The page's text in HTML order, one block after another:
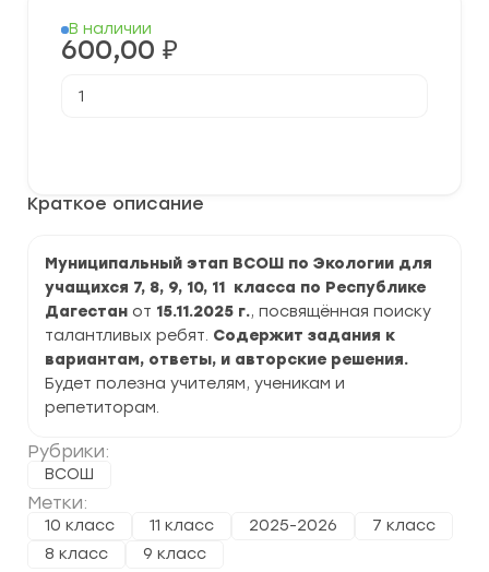
Краткое описание
Муниципальный этап ВСОШ по Экологии для
учащихся 7, 8, 9, 10, 11 класса по Республике
Дагестан от 15.11.2025 г., посвящённая поиску
талантливых ребят. Содержит задания к
вариантам, ответы, и авторские решения.
Будет полезна учителям, ученикам и
репетиторам.
Рубрики:
ВСОШ
Метки:
10 класс 11 класс 2025-2026
7 класс
8 класс
9 класс
В наличии
600,00 ₽
товара
Немецкому
2026
г.
по
Республике
задания
и
ответы